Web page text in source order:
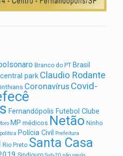
Branco do PT Brasil
central park Claudio Rodante
Coronavírus Covid-
Fernandópolis Futebol Clube
MP médicos Netão Ninho
politica Polícia Civil Prefeitura
Rio Preto Santa Casa